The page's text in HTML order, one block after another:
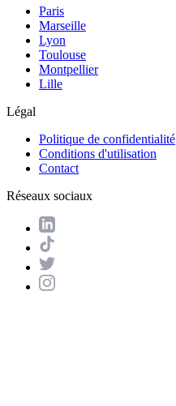
Paris
Marseille
Lyon
Toulouse
Montpellier
Lille
Légal
Politique de confidentialité
Conditions d'utilisation
Contact
Réseaux sociaux